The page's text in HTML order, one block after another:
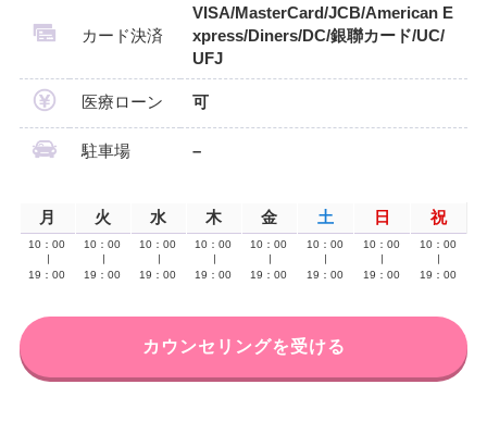
カード決済
VISA/MasterCard/JCB/American E
xpress/Diners/DC/銀聯カード/UC/
UFJ
医療ローン 可
駐車場 –
月 火 水 木 金 土 日 祝
10：00
19：00
10：00
19：00
10：00
19：00
10：00
19：00
10：00
19：00
10：00
19：00
10：00
19：00
10：00
19：00
カウンセリングを受ける